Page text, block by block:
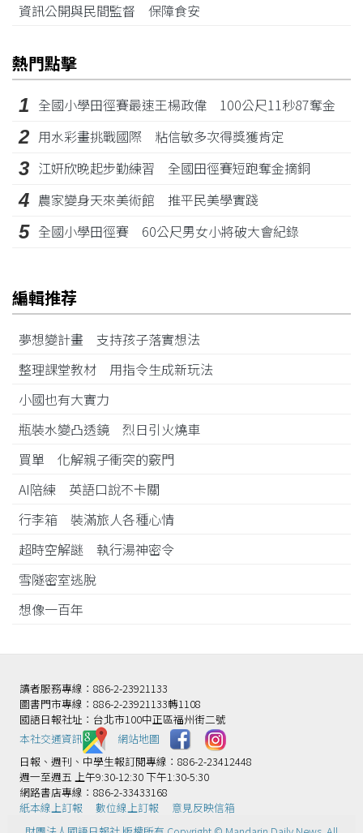
資訊公開與民間監督 保障食安
熱門點擊
1 全國小學田徑賽最速王楊政偉 100公尺11秒87奪金
2 用水彩畫挑戰國際 粘信敏多次得獎獲肯定
3 江姸欣晚起步勤練習 全國田徑賽短跑奪金摘銅
4 農家變身天來美術館 推平民美學實踐
5 全國小學田徑賽 60公尺男女小將破大會紀錄
編輯推荐
夢想變計畫 支持孩子落實想法
整理課堂教材 用指令生成新玩法
小國也有大實力
瓶裝水變凸透鏡 烈日引火燒車
買單 化解親子衝突的竅門
AI陪練 英語口說不卡關
行李箱 裝滿旅人各種心情
超時空解謎 執行湯神密令
雪隧密室逃脫
想像一百年
讀者服務專線：886-2-23921133
圖書門市專線：886-2-23921133轉1108
國語日報社址：台北市100中正區福州街二號
本社交通資訊️
網站地圖
日報、週刊、中學生報訂閱專線：886-2-23412448
週一至週五 上午9:30-12:30 下午1:30-5:30
網路書店專線：886-2-33433168
紙本線上訂報
數位線上訂報
意見反映信箱